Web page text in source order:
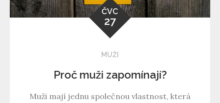
ČVC
27
MUŽI
Proč muži zapomínají?
Muži mají jednu společnou vlastnost, která